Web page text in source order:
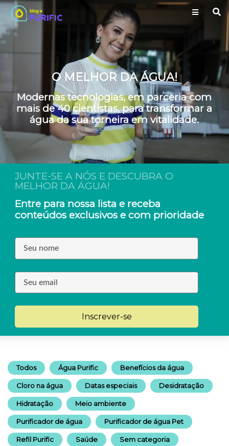
O MELHOR DA ÁGUA!
Modernas tecnologias, em parceria com
mais de 40 cientistas, para transformar a
água da sua torneira em vitalidade.
JUNTE-SE A NÓS E DESCUBRA O
MELHOR DA ÁGUA!
Entre para nossa lista e receba
conteúdos exclusivos e com prioridade
Inscrever-se
Todos Água Purific Benefícios da água
Cloro na água Datas especiais Desidratação
Hidratação Meio ambiente
Purificador de água Purificador de água Pet
Refil Purific Saúde Sem categoria